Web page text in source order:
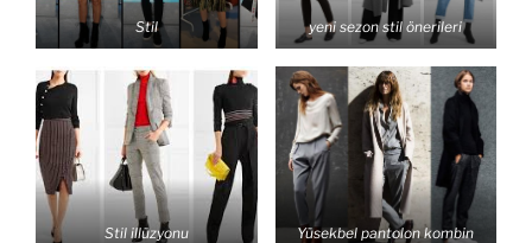
Stil yeni sezon stil önerileri
Stil illüzyonu Yüsekbel pantolon kombin